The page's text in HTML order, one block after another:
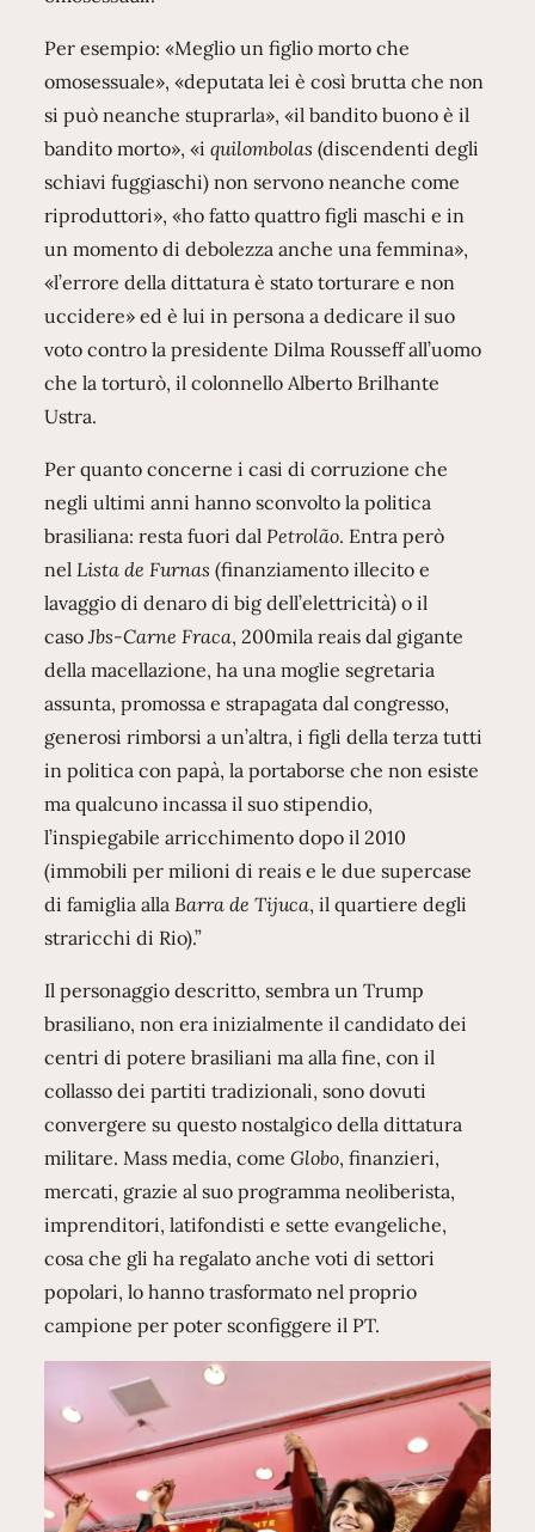
Per esempio: «Meglio un figlio morto che
omosessuale», «deputata lei è così brutta che non
si può neanche stuprarla», «il bandito buono è il
bandito morto», «iquilombolas (discendenti degli
schiavi fuggiaschi) non servono neanche come
riproduttori», «ho fatto quattro figli maschi e in
un momento di debolezza anche una femmina»,
«l’errore della dittatura è stato torturare e non
uccidere» ed è lui in persona a dedicare il suo
voto contro la presidente Dilma Rousseff all’uomo
che la torturò, il colonnello Alberto Brilhante
Ustra.
Per quanto concerne i casi di corruzione che
negli ultimi anni hanno sconvolto la politica
brasiliana: resta fuori dalPetrolão. Entra però
nelLista de Furnas (finanziamento illecito e
lavaggio di denaro di big dell’elettricità) o il
casoJbs-Carne Fraca, 200mila reais dal gigante
della macellazione, ha una moglie segretaria
assunta, promossa e strapagata dal congresso,
generosi rimborsi a un’altra, i figli della terza tutti
in politica con papà, la portaborse che non esiste
ma qualcuno incassa il suo stipendio,
l’inspiegabile arricchimento dopo il 2010
(immobili per milioni di reais e le due supercase
di famiglia allaBarra de Tijuca, il quartiere degli
straricchi di Rio).”
Il personaggio descritto, sembra un Trump
brasiliano, non era inizialmente il candidato dei
centri di potere brasiliani ma alla fine, con il
collasso dei partiti tradizionali, sono dovuti
convergere su questo nostalgico della dittatura
militare. Mass media, comeGlobo, finanzieri,
mercati, grazie al suo programma neoliberista,
imprenditori, latifondisti e sette evangeliche,
cosa che gli ha regalato anche voti di settori
popolari, lo hanno trasformato nel proprio
campione per poter sconfiggere il PT.